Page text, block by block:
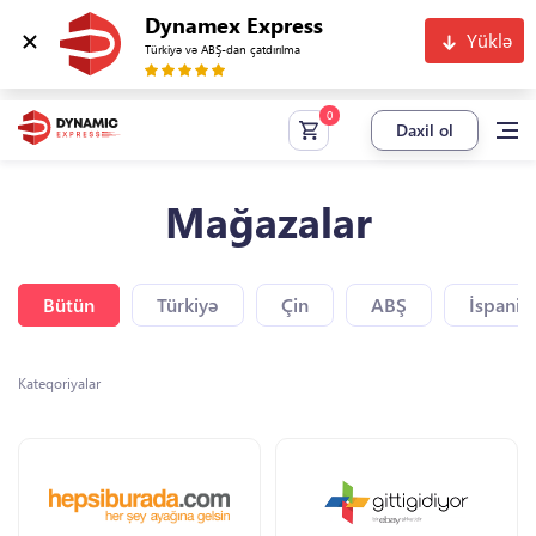
Dynamex Express
Türkiyə və ABŞ-dan çatdırılma Yüklə
Daxil ol
Mağazalar
Bütün Türkiyə Çin ABŞ
Kateqoriyalar